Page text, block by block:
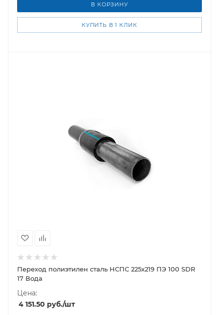
В КОРЗИНУ
КУПИТЬ В 1 КЛИК
Переход полиэтилен сталь НСПС 225х219 ПЭ 100 SDR
17 Вода
Цена:
4 151.50 руб./шт